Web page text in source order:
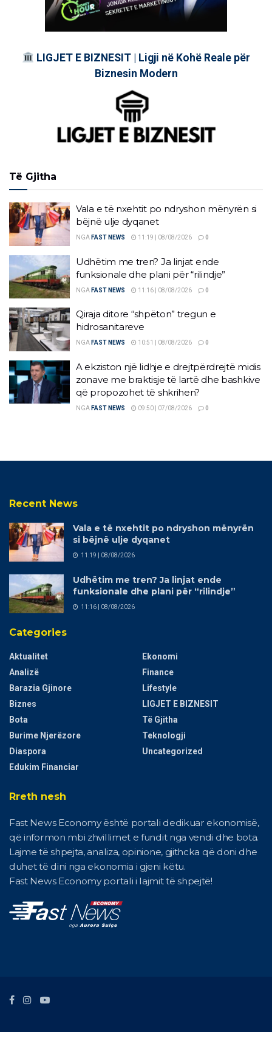
LIGJET E BIZNESIT | Ligji në Kohë Reale për
Biznesin Modern
Të Gjitha
Vala e të nxehtit po ndryshon mënyrën si
bëjnë ulje dyqanet
NGA FAST NEWS 11:19 | 08/08/2026 0
Udhëtim me tren? Ja linjat ende
funksionale dhe plani për “rilindje”
NGA FAST NEWS 11:16 | 08/08/2026 0
Qiraja ditore “shpëton” tregun e
hidrosanitareve
NGA FAST NEWS 10:51 | 08/08/2026 0
A ekziston një lidhje e drejtpërdrejtë midis
zonave me braktisje të lartë dhe bashkive
që propozohet të shkrihen?
NGA FAST NEWS 09:50 | 07/08/2026 0
Recent News
Vala e të nxehtit po ndryshon mënyrën
si bëjnë ulje dyqanet
11:19 | 08/08/2026
Udhëtim me tren? Ja linjat ende
funksionale dhe plani për “rilindje”
11:16 | 08/08/2026
Categories
Aktualitet
Analizë
Barazia Gjinore
Biznes
Bota
Burime Njerëzore
Diaspora
Edukim Financiar
Ekonomi
Finance
Lifestyle
LIGJET E BIZNESIT
Të Gjitha
Teknologji
Uncategorized
Rreth nesh
Fast News Economy është portali dedikuar ekonomisë,
që informon mbi zhvillimet e fundit nga vendi dhe bota.
Lajme të shpejta, analiza, opinione, gjithcka që doni dhe
duhet të dini nga ekonomia i gjeni këtu.
Fast News Economy portali i lajmit të shpejtë!